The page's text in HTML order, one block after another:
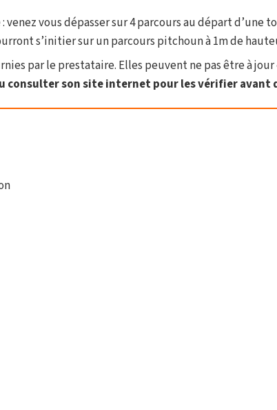
venez vous dépasser sur 4 parcours au départ d’une
s’initier sur un parcours pitchoun à 1m de
par le prestataire. Elles peuvent ne pas être à
consulter son site internet pour les vérifier avant